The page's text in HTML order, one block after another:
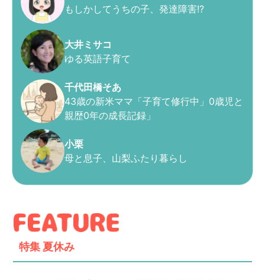
もしかしてうちの子、発達障害!?
大井ミサコ
ゆる英語子育て
千代田橋そあ
43歳の新米ママ「子育て修行中」0歳児と
親歴0年の成長記録」
小栗
母と息子、山梨ふたり暮らし
特集 夏休み